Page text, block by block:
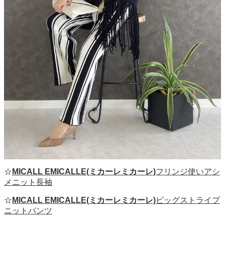
☆ MICALL EMICALLE(ミカーレミカーレ)フリンジ使いアシ
メニット長袖
☆ MICALL EMICALLE(ミカーレミカーレ)ビッグストライプ
ニットパンツ